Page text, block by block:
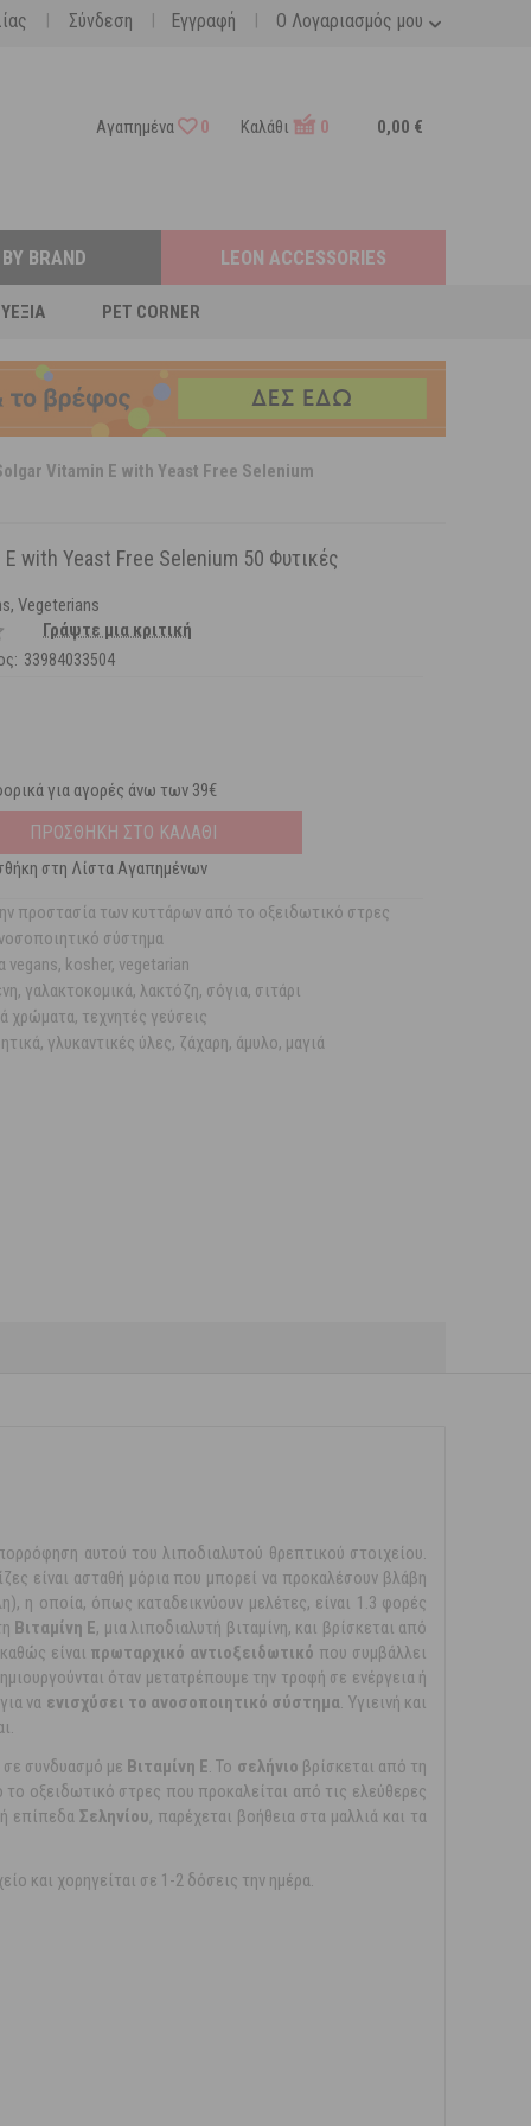
Ο Λογαριασμός μου
| Σύνδεση | Εγγραφή |
Αγαπημένα 0 Καλάθι 0 0,00 €
PET CORNER
BRAND LEON ACCESSORIES
Vitamin E with Yeast Free Selenium
with Yeast Free Selenium 50 Φυτικές
Vegeterians
Γράψτε μια κριτική
33984033504
για αγορές άνω των 39€
ΠΡΟΣΘΗΚΗ ΣΤΟ ΚΑΛΑΘΙ
στη Λίστα Αγαπημένων
προστασία των κυττάρων από το οξειδωτικό στρες
σύστημα
vegans, kosher, vegetarian
γαλακτοκομικά, λακτόζη, σόγια, σιτάρι
χρώματα, τεχνητές γεύσεις
γλυκαντικές ύλες, ζάχαρη, άμυλο, μαγιά
αυτού του λιποδιαλυτού θρεπτικού στοιχείου.
είναι ασταθή μόρια που μπορεί να προκαλέσουν βλάβη
η οποία, όπως καταδεικνύουν μελέτες, είναι 1.3 φορές
Βιταμίνη Ε, μια λιποδιαλυτή βιταμίνη, και βρίσκεται από
είναι πρωταρχικό αντιοξειδωτικό που συμβάλλει
όταν μετατρέπουμε την τροφή σε ενέργεια ή
για να ενισχύσει το ανοσοποιητικό σύστημα. Υγιεινή και
συνδυασμό με Βιταμίνη Ε. Το σελήνιο βρίσκεται από τη
οξειδωτικό στρες που προκαλείται από τις ελεύθερες
επίπεδαΣεληνίου, παρέχεται βοήθεια στα μαλλιά και τα
και χορηγείται σε 1-2 δόσεις την ημέρα.